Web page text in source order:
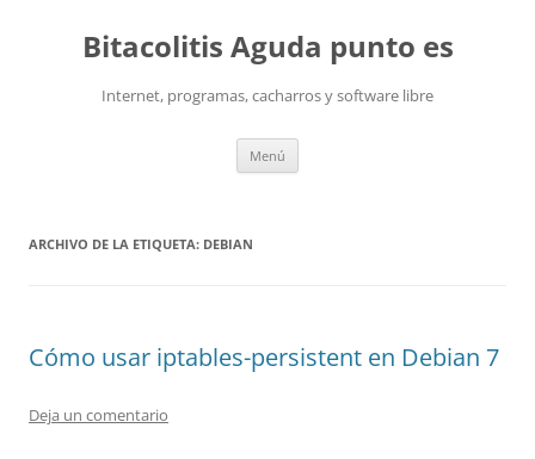
contenidoBitacolitis Aguda punto es
Internet, programas, cacharros y software libre
Menú
ARCHIVO DE LA ETIQUETA: DEBIAN
Cómo usar iptables-persistent en Debian 7
Deja un comentario